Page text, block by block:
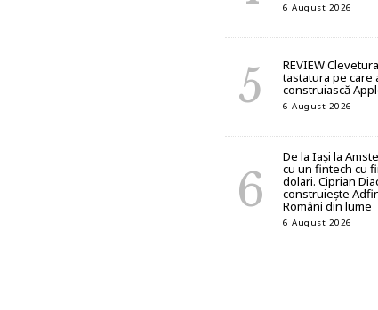
6 August 2026
REVIEW
tastatura pe care
construiască
6 August 2026
De la Iași la
cu un fintech cu
dolari. Ciprian
construiește
Români din lume
6 August 2026